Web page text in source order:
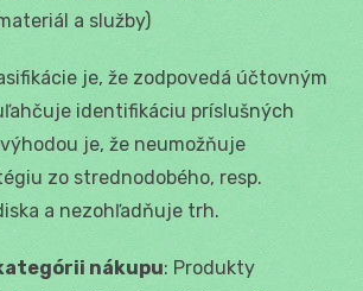
a služby)
je, že zodpovedá účtovným
identifikáciu príslušných
je, že neumožňuje
zo strednodobého, resp.
a nezohľadňuje trh.
nákupu: Produkty